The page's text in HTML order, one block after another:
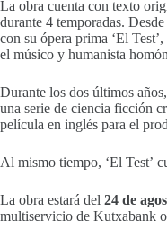
La obra cuenta con texto
durante 4 temporadas.
con su ópera prima ‘El
el músico y humanista
Durante los dos últimos
una serie de ciencia ficción
película en inglés para el
Al mismo tiempo, ‘El Test’
La obra estará del 24 de
multiservicio de Kutxabank